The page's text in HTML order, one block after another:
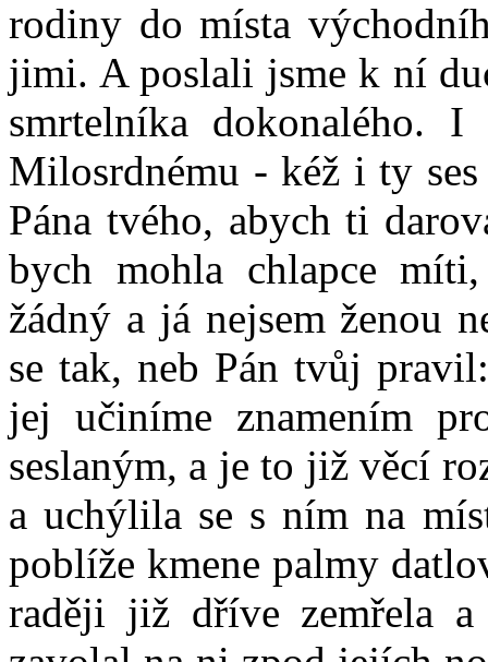
rodiny do místa
jimi. A poslali jsme k ní
smrtelníka dokonalého.
Milosrdnému - kéž i ty
Pána tvého, abych ti
bych mohla chlapce
žádný a já nejsem ženou
se tak, neb Pán tvůj
jej učiníme znamením
seslaným, a je to již věcí
a uchýlila se s ním na
poblíže kmene palmy
raději již dříve zemřela